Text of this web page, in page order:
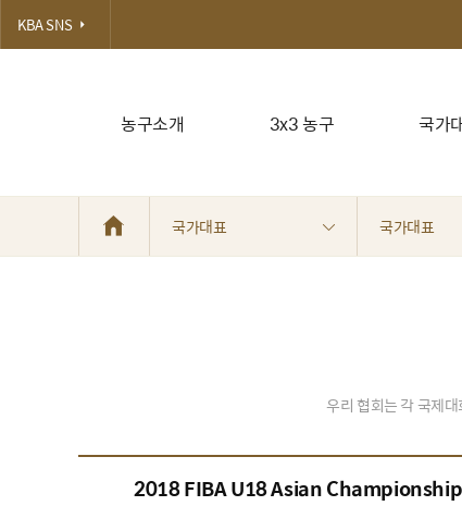
농구소개 3x3 농구 국가
KBA SNS
국가대표 국가대표
우리 협회는 각 국제
2018 FIBA U18 Asian Championship